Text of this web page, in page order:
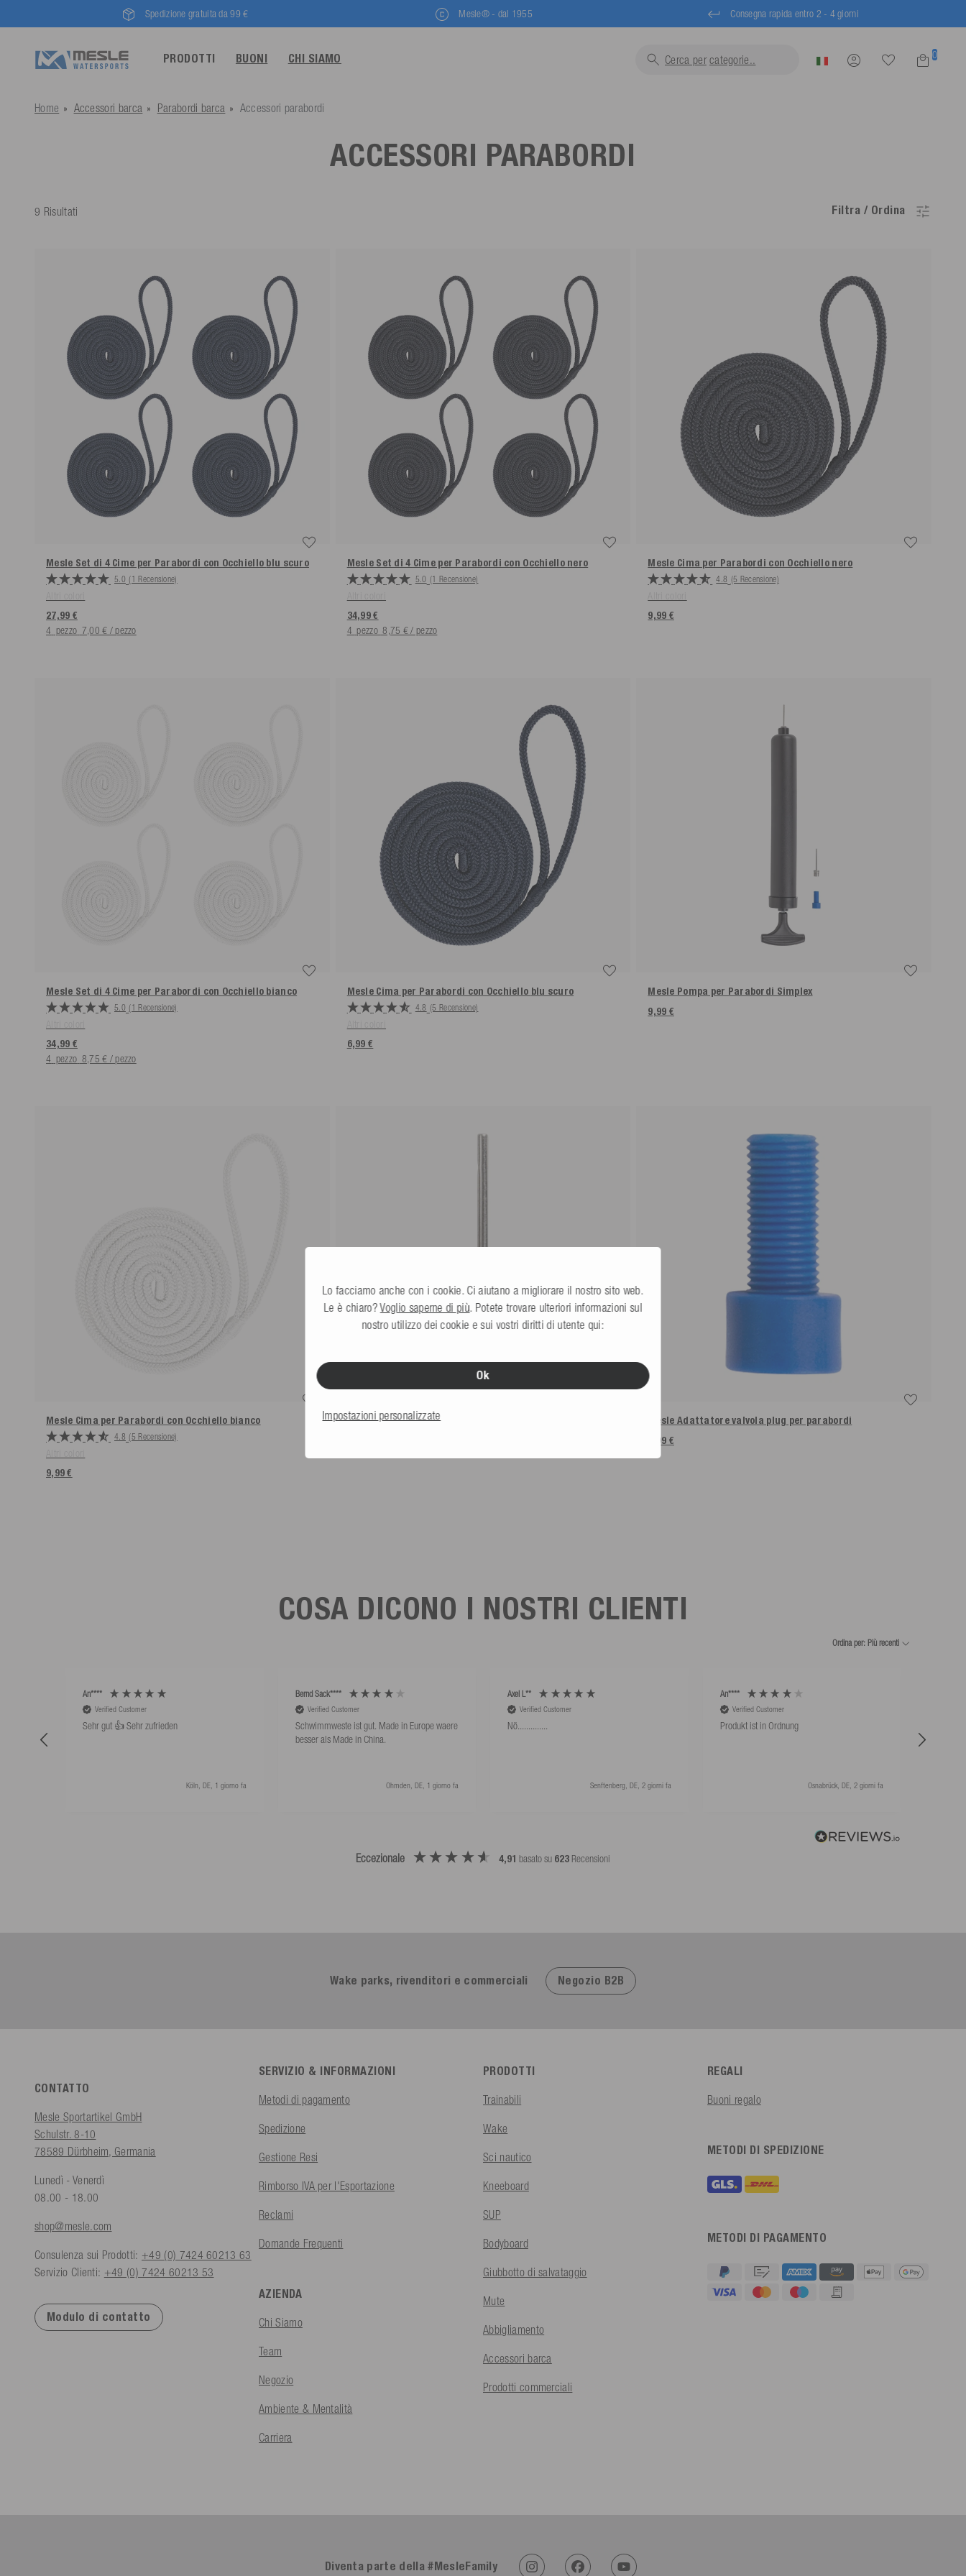
Spedizione gratuita da 99 € Mesle® - dal 1955 Consegna rapida entro 2 - 4 giorni
PRODOTTI BUONI CHI SIAMO Cerca per t 0
Home Accessori barca Parabordi barca Accessori parabordi
ACCESSORI PARABORDI
9 Risultati Filtra / Ordina
Mesle Set di 4 Cime per Parabordi con Occhiello blu scuro
5.0 (1 Recensione)
27,99 €
4 pezzo 7,00 € / pezzo
Mesle Set di 4 Cime per Parabordi con Occhiello nero
5.0 (1 Recensione)
34,99 €
4 pezzo 8,75 € / pezzo
Mesle Cima per Parabordi con Occhiello nero
4.8 (5 Recensione)
9,99 €
Mesle Set di 4 Cime per Parabordi con Occhiello bianco
5.0 (1 Recensione)
34,99 €
4 pezzo 8,75 € / pezzo
Mesle Cima per Parabordi con Occhiello blu scuro
4.8 (5 Recensione)
6,99 €
Mesle Pompa per Parabordi Simplex
9,99 €
Mesle Cima per Parabordi con Occhiello bianco
4.8 (5 Recensione)
9,99 €
Mesle Adattatore valvola ad ago per parabordi
Mesle Adattatore valvola plug per parabordi
4,99 €
COSA DICONO I NOSTRI CLIENTI
Ordina per: Più recenti
Eccezionale 4,91basato su 623 Recensioni
An****
Verified Customer
Sehr gut 👍 Sehr zufrieden
Köln, DE, 1 giorno fa
Bernd Sack****
Verified Customer
Schwimmweste ist gut. Made in Europe waere
besser als Made in China.
Ohmden, DE, 1 giorno fa
Axel L**
Verified Customer
Nö..............
Senftenberg, DE, 2 giorni fa
An****
Verified Customer
Produkt ist in Ordnung
Osnabrück, DE, 2 giorni fa
Wake parks, rivenditori e commerciali Negozio B2B
CONTATTO
Mesle Sportartikel GmbH
Schulstr. 8-10
78589 Dürbheim, Germania
Lunedì - Venerdì
08.00 - 18.00
shop@mesle.com
Consulenza sui Prodotti: +49 (0) 7424 60213 63
Servizio Clienti: +49 (0) 7424 60213 53
Modulo di contatto
SERVIZIO & INFORMAZIONI
Metodi di pagamento
Spedizione
Gestione Resi
Rimborso IVA per l'Esportazione
Reclami
Domande Frequenti
AZIENDA
Chi Siamo
Team
Negozio
Ambiente & Mentalità
Carriera
PRODOTTI
Trainabili
Wake
Sci nautico
Kneeboard
SUP
Bodyboard
Giubbotto di salvataggio
Mute
Abbigliamento
Accessori barca
Prodotti commerciali
REGALI
Buoni regalo
METODI DI SPEDIZIONE
METODI DI PAGAMENTO
Diventa parte della #MesleFamily
Lo facciamo anche con i cookie. Ci aiutano a migliorare il nostro sito web.
Le è chiaro?Voglio saperne di più . Potete trovare ulteriori informazioni sul
nostro utilizzo dei cookie e sui vostri diritti di utente qui:
Ok
Impostazioni personalizzate
4,91 Valutazione 623 Recensioni